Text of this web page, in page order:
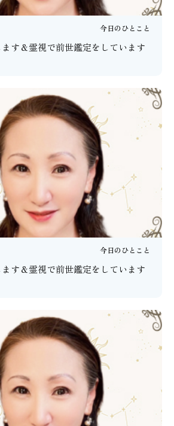
今日のひとこと
す＆霊視で前世鑑定をしています
今日のひとこと
す＆霊視で前世鑑定をしています